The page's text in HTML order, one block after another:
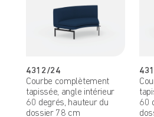
4312/24
Courbe complètement
tapissée, angle intérieur
60 degrés, hauteur du
dossier 78 cm
60